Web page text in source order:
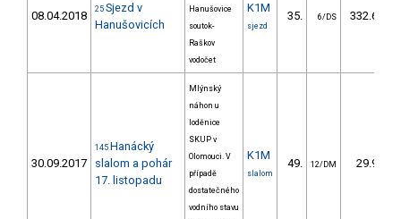
08.04.2018 25 Sjezd v
Hanušovicích
Hanušovice
soutok-
Raškov
vodočet
K1M
sjezd
35. 6/DS 332.60
30.09.2017
145 Hanácký
slalom a pohár
17. listopadu
Mlýnský
náhon u
loděnice
SKUP v
Olomouci. V
případě
dostatečného
vodního stavu
K1M
slalom
49. 12/DM 29.90